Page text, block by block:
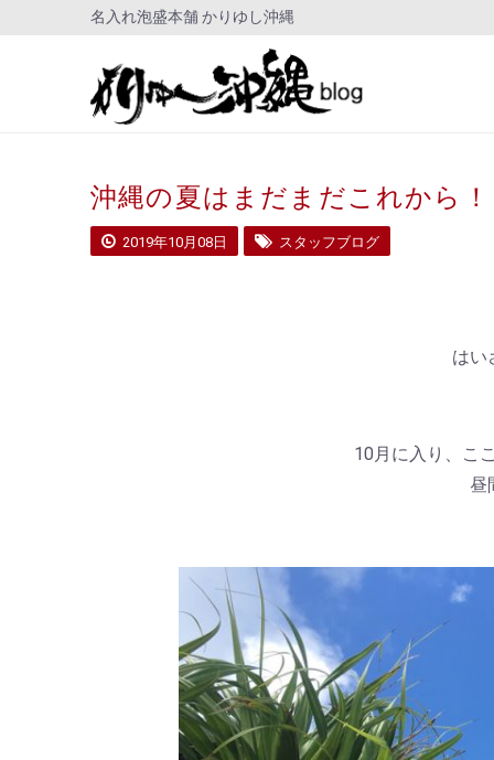
名入れ泡盛本舗 かりゆし沖縄
沖縄の夏はまだまだこれから
2019年10月08日 スタッフブログ
はい
10月に入り、こ
昼